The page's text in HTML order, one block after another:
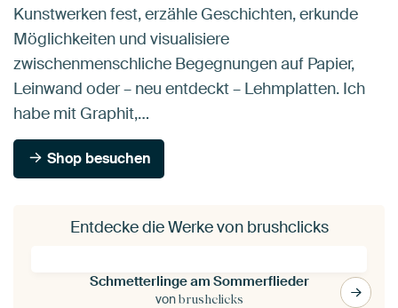
Kunstwerken fest, erzähle Geschichten, erkunde
Möglichkeiten und visualisiere
zwischenmenschliche Begegnungen auf Papier,
Leinwand oder – neu entdeckt – Lehmplatten. Ich
habe mit Graphit,…
Shop besuchen
Entdecke die Werke von brushclicks
Schmetterlinge am Sommerflieder
vonbrushclicks